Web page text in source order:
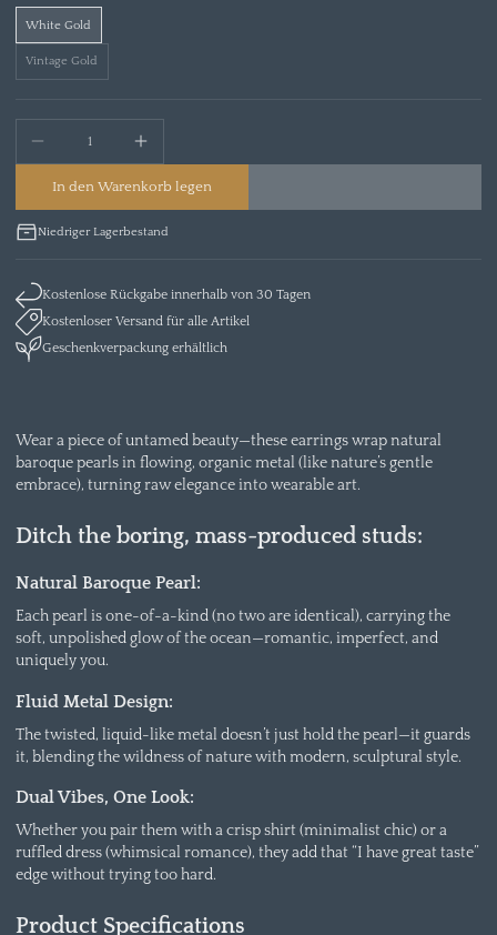
White Gold
Vintage Gold
In den Warenkorb legen
Niedriger Lagerbestand
Kostenlose Rückgabe innerhalb von 30 Tagen
Kostenloser Versand für alle Artikel
Geschenkverpackung erhältlich
Wear a piece of untamed beauty—these earrings wrap natural
baroque pearls in flowing, organic metal (like nature’s gentle
embrace), turning raw elegance into wearable art.
Ditch the boring, mass-produced studs:
Natural Baroque Pearl:
Each pearl is one-of-a-kind (no two are identical), carrying the
soft, unpolished glow of the ocean—romantic, imperfect, and
uniquely you.
Fluid Metal Design:
The twisted, liquid-like metal doesn’t just hold the pearl—it guards
it, blending the wildness of nature with modern, sculptural style.
Dual Vibes, One Look:
Whether you pair them with a crisp shirt (minimalist chic) or a
ruffled dress (whimsical romance), they add that “I have great taste”
edge without trying too hard.
Product Specifications